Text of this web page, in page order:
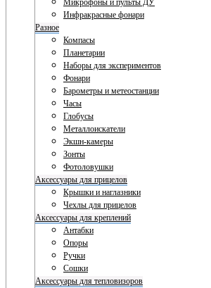
Микрофоны и пульты ДУ
Инфракрасные фонари
Разное
Компасы
Планетарии
Наборы для экспериментов
Фонари
Барометры и метеостанции
Часы
Глобусы
Металлоискатели
Экшн-камеры
Зонты
Фотоловушки
Аксессуары для прицелов
Крышки и наглазники
Чехлы для прицелов
Аксессуары для креплений
Антабки
Опоры
Ручки
Сошки
Аксессуары для тепловизоров